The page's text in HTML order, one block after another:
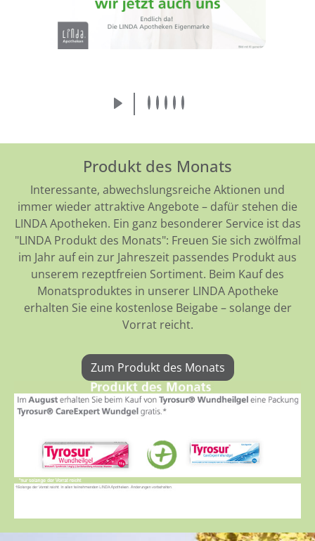
Produkt des Monats
Interessante, abwechslungsreiche Aktionen und
immer wieder attraktive Angebote – dafür stehen die
LINDA Apotheken. Ein ganz besonderer Service ist das
"LINDA Produkt des Monats": Freuen Sie sich zwölfmal
im Jahr auf ein zur Jahreszeit passendes Produkt aus
unserem rezeptfreien Sortiment. Beim Kauf des
Monatsproduktes in unserer LINDA Apotheke
erhalten Sie eine kostenlose Beigabe – solange der
Vorrat reicht.
Zum Produkt des Monats